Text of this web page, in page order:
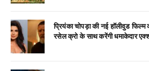
प्रियंका चोपड़ा की नई हॉलीवुड
रसेल क्रो के साथ करेंगी धमाकेदार